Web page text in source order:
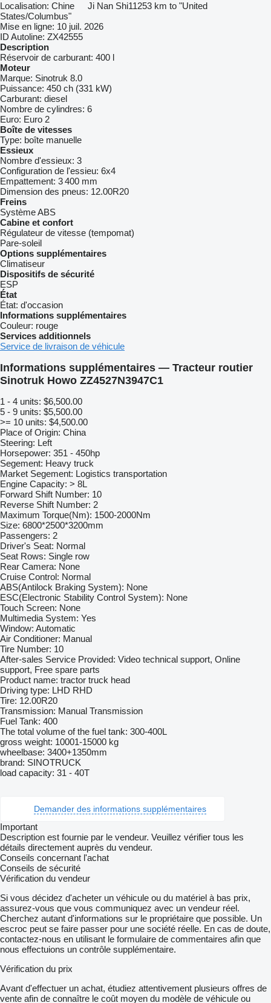
Localisation: Chine Ji Nan Shi11253 km to "United
States/Columbus"
Mise en ligne: 10 juil. 2026
ID Autoline: ZX42555
Description
Réservoir de carburant: 400 l
Moteur
Marque: Sinotruk 8.0
Puissance: 450 ch (331 kW)
Carburant: diesel
Nombre de cylindres: 6
Euro: Euro 2
Boîte de vitesses
Type: boîte manuelle
Essieux
Nombre d'essieux: 3
Configuration de l'essieu: 6x4
Empattement: 3 400 mm
Dimension des pneus: 12.00R20
Freins
Système ABS
Cabine et confort
Régulateur de vitesse (tempomat)
Pare-soleil
Options supplémentaires
Climatiseur
Dispositifs de sécurité
ESP
État
État: d'occasion
Informations supplémentaires
Couleur: rouge
Services additionnels
Service de livraison de véhicule
Informations supplémentaires — Tracteur routier
Sinotruk Howo ZZ4527N3947C1
1 - 4 units: $6,500.00
5 - 9 units: $5,500.00
>= 10 units: $4,500.00
Place of Origin: China
Steering: Left
Horsepower: 351 - 450hp
Segement: Heavy truck
Market Segement: Logistics transportation
Engine Capacity: > 8L
Forward Shift Number: 10
Reverse Shift Number: 2
Maximum Torque(Nm): 1500-2000Nm
Size: 6800*2500*3200mm
Passengers: 2
Driver's Seat: Normal
Seat Rows: Single row
Rear Camera: None
Cruise Control: Normal
ABS(Antilock Braking System): None
ESC(Electronic Stability Control System): None
Touch Screen: None
Multimedia System: Yes
Window: Automatic
Air Conditioner: Manual
Tire Number: 10
After-sales Service Provided: Video technical support, Online
support, Free spare parts
Product name: tractor truck head
Driving type: LHD RHD
Tire: 12.00R20
Transmission: Manual Transmission
Fuel Tank: 400
The total volume of the fuel tank: 300-400L
gross weight: 10001-15000 kg
wheelbase: 3400+1350mm
brand: SINOTRUCK
load capacity: 31 - 40T
Demander des informations supplémentaires
Important
Description est fournie par le vendeur. Veuillez vérifier tous les
détails directement auprès du vendeur.
Conseils concernant l'achat
Conseils de sécurité
Vérification du vendeur
Si vous décidez d'acheter un véhicule ou du matériel à bas prix,
assurez-vous que vous communiquez avec un vendeur réel.
Cherchez autant d'informations sur le propriétaire que possible. Un
escroc peut se faire passer pour une société réelle. En cas de doute,
contactez-nous en utilisant le formulaire de commentaires afin que
nous effectuions un contrôle supplémentaire.
Vérification du prix
Avant d'effectuer un achat, étudiez attentivement plusieurs offres de
vente afin de connaître le coût moyen du modèle de véhicule ou